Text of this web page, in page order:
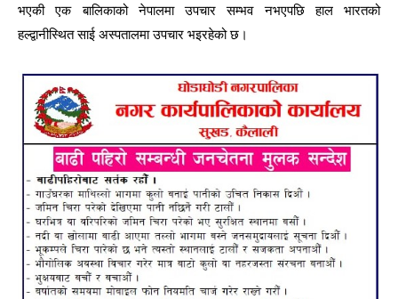
भएकी एक बालिकाको नेपालमा उपचार सम्भव नभएपछि हाल भारतको
हल्द्वानीस्थित साई अस्पतालमा उपचार भइरहेको छ।